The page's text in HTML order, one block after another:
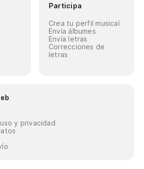
Participa
Crea tu perfil musical
Envía álbumes
Envía letras
Correcciones de
letras
y privacidad